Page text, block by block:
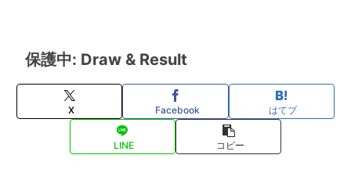
保護中: Draw & Result
X Facebook はてブ
LINE コピー